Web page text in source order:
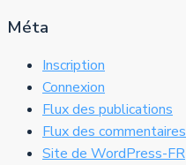
Méta
Inscription
Connexion
Flux des publications
Flux des commentaires
Site de WordPress-FR